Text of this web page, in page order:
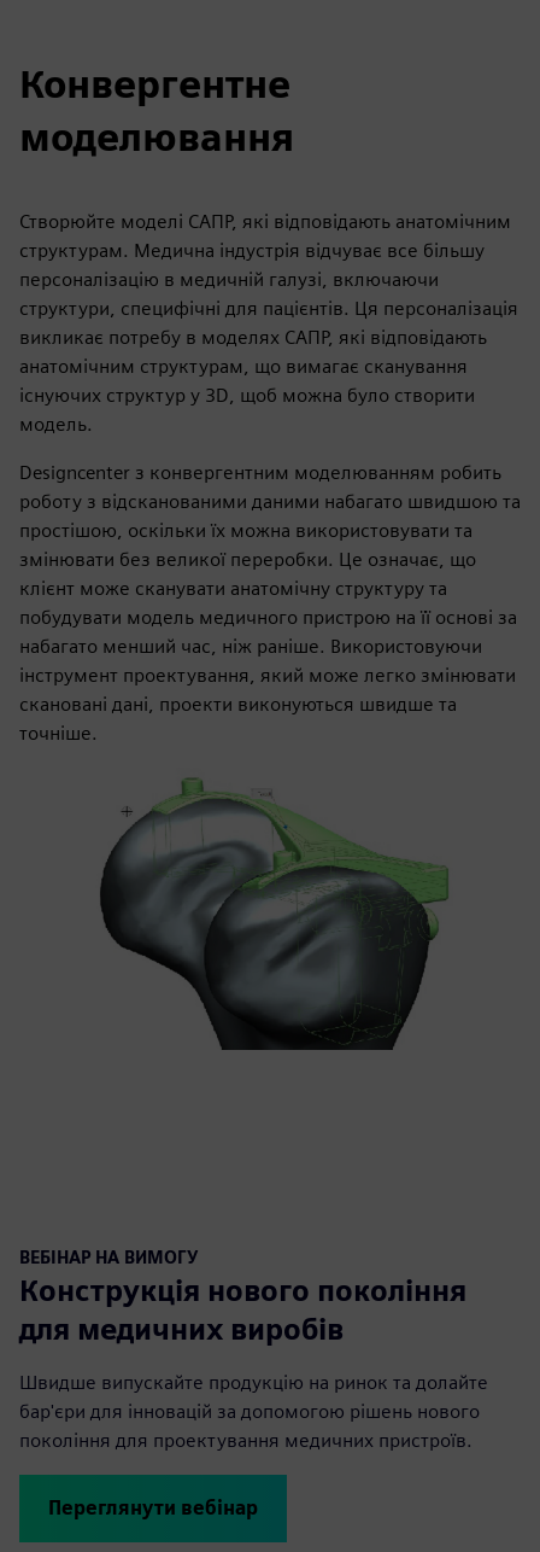
Конвергентне
моделювання
Створюйте моделі САПР, які відповідають анатомічним
структурам. Медична індустрія відчуває все більшу
персоналізацію в медичній галузі, включаючи
структури, специфічні для пацієнтів. Ця персоналізація
викликає потребу в моделях САПР, які відповідають
анатомічним структурам, що вимагає сканування
існуючих структур у 3D, щоб можна було створити
модель.
Designcenter з конвергентним моделюванням робить
роботу з відсканованими даними набагато швидшою та
простішою, оскільки їх можна використовувати та
змінювати без великої переробки. Це означає, що
клієнт може сканувати анатомічну структуру та
побудувати модель медичного пристрою на її основі за
набагато менший час, ніж раніше. Використовуючи
інструмент проектування, який може легко змінювати
скановані дані, проекти виконуються швидше та
точніше.
ВЕБІНАР НА ВИМОГУ
Конструкція нового покоління
для медичних виробів
Швидше випускайте продукцію на ринок та долайте
бар'єри для інновацій за допомогою рішень нового
покоління для проектування медичних пристроїв.
Переглянути вебінар